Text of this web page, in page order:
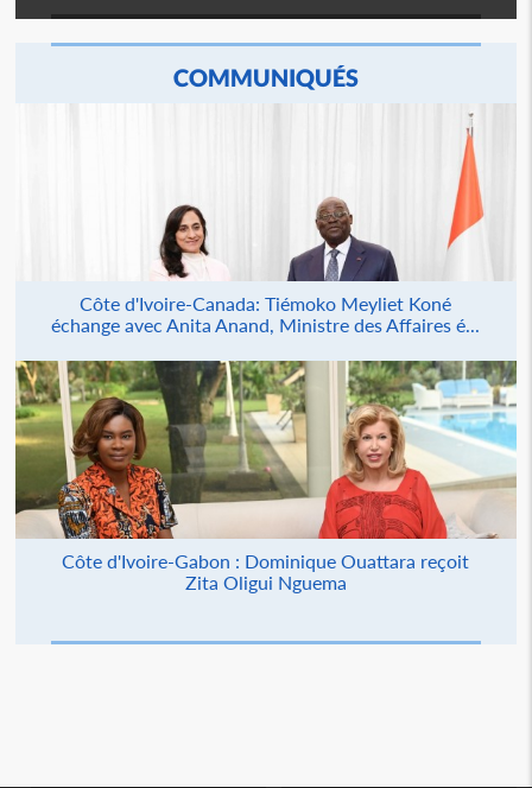
COMMUNIQUÉS
Côte d'Ivoire-Canada: Tiémoko Meyliet Koné
échange avec Anita Anand, Ministre des Affaires é...
Côte d'Ivoire-Gabon : Dominique Ouattara reçoit
Zita Oligui Nguema